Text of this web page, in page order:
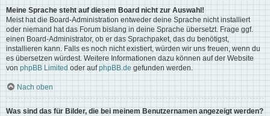
Meine Sprache steht auf diesem Board nicht zur Auswahl!
Meist hat die Board-Administration entweder deine Sprache nicht installiert
oder niemand hat das Forum bislang in deine Sprache übersetzt. Frage ggf.
einen Board-Administrator, ob er das Sprachpaket, das du benötigst,
installieren kann. Falls es noch nicht existiert, würden wir uns freuen, wenn du
es übersetzen würdest. Weitere Informationen dazu können auf der Website
von phpBB Limited oder aufphpBB.de gefunden werden.
Nach oben
Was sind das für Bilder, die bei meinem Benutzernamen angezeigt werden?